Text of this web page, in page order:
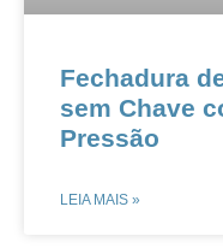
Fechadura
sem Chave
Pressão
LEIA MAIS »